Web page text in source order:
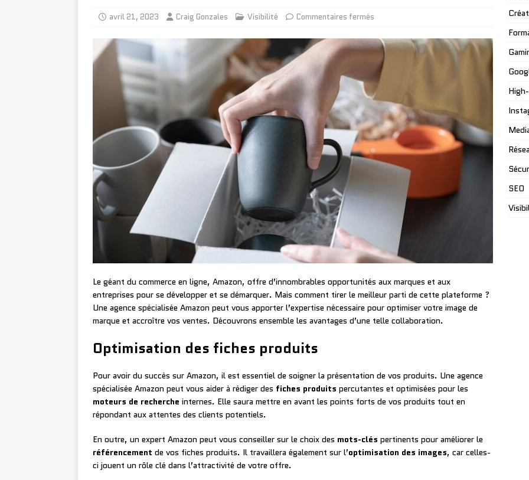
avril 21, 2023 Craig Gonzales Visibilité Commentaires fermés
Le géant du commerce en ligne, Amazon, offre d’innombrables opportunités aux marques et aux
entreprises pour se développer et se démarquer. Mais comment tirer le meilleur parti de cette plateforme ?
Une agence spécialisée Amazon peut vous apporter l’expertise nécessaire pour optimiser votre image de
marque et accroître vos ventes. Découvrons ensemble les avantages d’une telle collaboration.
Optimisation des fiches produits
Pour avoir du succès sur Amazon, il est essentiel de soigner la présentation de vos produits. Une agence
spécialisée Amazon peut vous aider à rédiger des fiches produits percutantes et optimisées pour les
moteurs de recherche internes. Elle saura mettre en avant les points forts de vos produits tout en
répondant aux attentes des clients potentiels.
En outre, un expert Amazon peut vous conseiller sur le choix des mots-clés pertinents pour améliorer le
référencement de vos fiches produits. Il travaillera également sur l’optimisation des images, car celles-
ci jouent un rôle clé dans l’attractivité de votre offre.
SEO